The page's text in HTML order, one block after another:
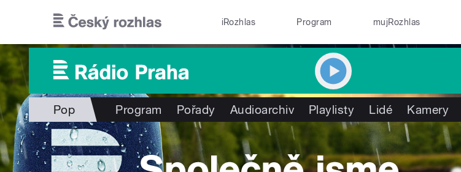
iRozhlas Program mujRozhlas
Pop Program Pořady Audioarchiv Playlisty Lidé Kamery